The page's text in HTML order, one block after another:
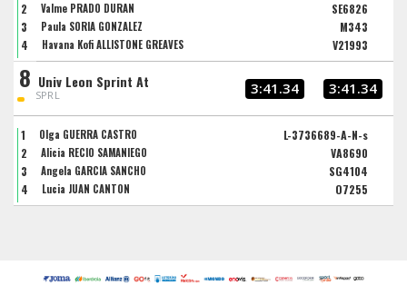
2
Valme PRADO DURAN
SE6826
3
Paula SORIA GONZALEZ
M343
4
Havana Kofi ALLISTONE GREAVES V21993
8 Univ Leon Sprint At
SPRL 3:41.34 3:41.34
1 Olga GUERRA CASTRO
L-3736689-A-N-s
2
Alicia RECIO SAMANIEGO
VA8690
3
Angela GARCIA SANCHO
SG4104
4
Lucia JUAN CANTON O7255